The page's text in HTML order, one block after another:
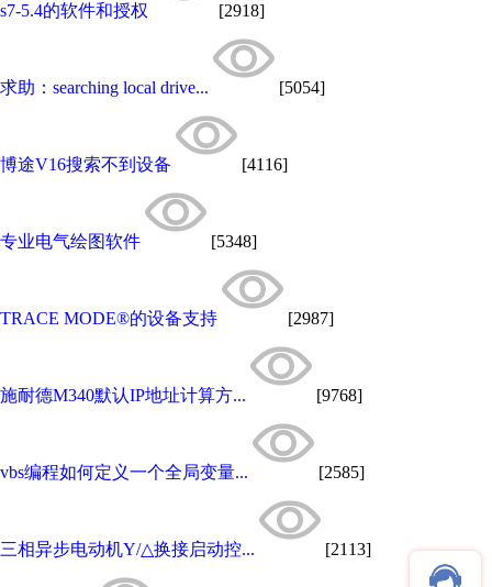
s7-5.4的软件和授权 [2918]
求助：searching local drive... [5054]
博途V16搜索不到设备 [4116]
专业电气绘图软件 [5348]
TRACE MODE®的设备支持 [2987]
施耐德M340默认IP地址计算方... [9768]
vbs编程如何定义一个全局变量... [2585]
三相异步电动机Y/△换接启动控... [2113]